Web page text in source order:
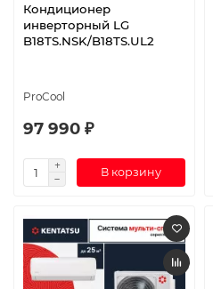
Кондиционер
инверторный LG
B18TS.NSK/B18TS.UL2
ProCool
97 990 ₽
В корзину